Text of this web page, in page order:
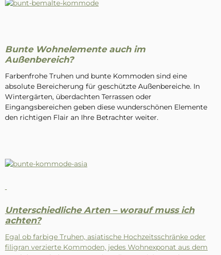
Bunte Wohnelemente auch im
Außenbereich?
Farbenfrohe Truhen und bunte Kommoden sind eine
absolute Bereicherung für geschützte Außenbereiche. In
Wintergärten, überdachten Terrassen oder
Eingangsbereichen geben diese wunderschönen Elemente
den richtigen Flair an Ihre Betrachter weiter.
Unterschiedliche Arten – worauf muss ich
achten?
Egal ob farbige Truhen, asiatische Hochzeitsschränke oder
filigran verzierte Kommoden, jedes Wohnexponat aus dem